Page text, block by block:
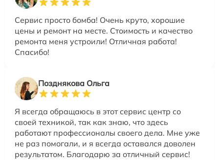
Сервис просто бомба! Очень круто, хорошие
цены и ремонт на месте. Стоимость и качество
ремонта меня устроили! Отличная работа!
Спасибо!
Позднякова Ольга
Я всегда обращаюсь в этот сервис центр со
своей техникой, так как знаю, что здесь
работают профессионалы своего дела. Мне уже
не раз помогали, и я всегда оставался доволен
результатом. Благодарю за отличный сервис!